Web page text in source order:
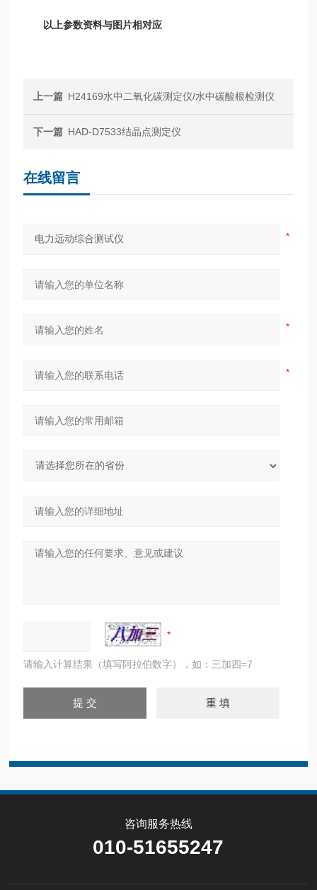
以上参数资料与图片相对应
上一篇 H24169水中二氧化碳测定仪/水中碳酸根检测仪
下一篇 HAD-D7533结晶点测定仪
在线留言
请输入计算结果（填写阿拉伯数字），如：三加四=7
咨询服务热线
010-51655247